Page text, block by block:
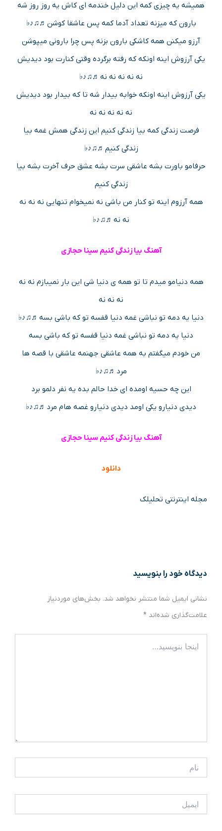
همیشه یه چیزی کمه این دلیل خندمه ای کاش یه روز روز شه
بارون که میزنه تعداد آدما کمه پس عاشقا کوشن ♬♫♪♭
آرزو میکنن همه کاشکی بارون بزنه پس چرا بارونی میپوشن
یکی آرزوش اینه اونکه که رفته برگرده وقتی کنارت بود دیدیش
نه نه نه نه نه ♬♫♪♭
یکی آرزوش اینه اونکه خوابه بیدار شه تا که بیدار بود دیدیش
نه نه نه نه نه
فرصت زندگی کمه بیا زندگی کنیم این زندگی همش غمه بیا
زندگی کنیم ♬♫♪♭
حرفامو باورت بشه عاشقی سرت بشه عشق حرف آخرت بشه بیا
زندگی کنیم
همه آرزوم اینه تو کنار من باشی نه نمیخوام تنهایی نه نه نه
نه نه ♬♫♪♭
آهنگ بیا زندگی کنیم سینا حجازی
همه دنیامو میدم تا تو همه ی دنیا شی این بار نمیبازم نه نه
نه نه نه
دنیا یه دمه تو نباشی غمه دنیا قفسه تو که باشی بسه ♬♫♪♭
دنیا یه دمه تو نباشی غمه دنیا قفسه تو که باشی بسه
من خودم میگفتم به همه عاشقی جهنمه عاشقی با قصه ها
مرد ♬♫♪♭
این چه حسیه اومده ای خدا حالم بده یه نفر دلمو برد
دیدی دنیارو یکی اومد دیدی دنیارو غصه هام مرد ♬♫♪♭
آهنگ بیا زندگی کنیم سینا حجازی
دانلود
مجله اینترنتی تحلیلک
دیدگاه‌ خود را بنویسید
نشانی ایمیل شما منتشر نخواهد شد. بخش‌های موردنیاز
علامت‌گذاری شده‌اند *
بنویسید…